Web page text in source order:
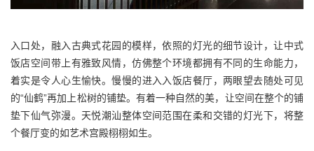
入口处，融入古典式花园的模样，依照的灯光的细节设计，让中式
饭店空间带上有雅致风情，仿佛整个环境都拥有不同的生命能力，
着实是令人心生愉快。慢慢的进入入饭店餐厅，两眼望去随处可见
的“仙鹤”再加上松树的铺垫。有着一种自然的美，让空间在整个的铺
垫下仙气弥漫。天悦潮汕整体空间范围在柔和交错的灯光下，将整
个餐厅变的如艺术宫殿栩栩如生。